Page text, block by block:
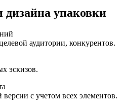
дизайна упаковки
аудитории, конкурентов.
эскизов.
с учетом всех элементов.